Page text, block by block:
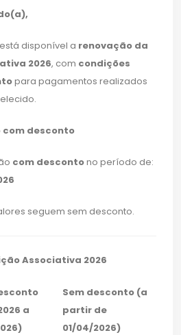
disponível a renovação da
2026, com condições
para pagamentos realizados
desconto
com descontono período de:
seguem sem desconto.
Associativa 2026
a
Sem desconto (a
partir de
01/04/2026)